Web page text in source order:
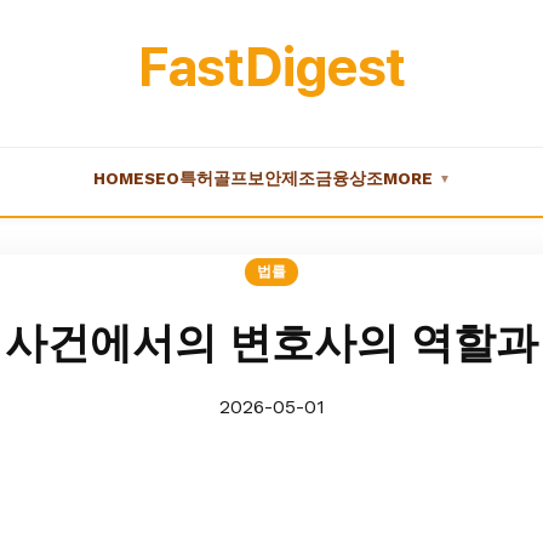
FastDigest
HOMESEO특허 골프보안제조금융상조MORE ▼
법률
건에서의 변호사의 역할
2026-05-01